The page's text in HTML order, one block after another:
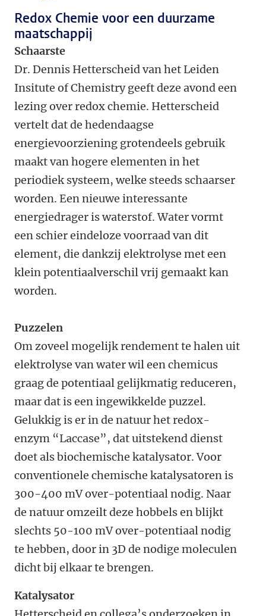
Redox Chemie voor een duurzame
maatschappij
Schaarste
Dr. Dennis Hetterscheid van het Leiden
Insitute of Chemistry geeft deze avond een
lezing over redox chemie. Hetterscheid
vertelt dat de hedendaagse
energievoorziening grotendeels gebruik
maakt van hogere elementen in het
periodiek systeem, welke steeds schaarser
worden. Een nieuwe interessante
energiedrager is waterstof. Water vormt
een schier eindeloze voorraad van dit
element, die dankzij elektrolyse met een
klein potentiaalverschil vrij gemaakt kan
worden.
Puzzelen
Om zoveel mogelijk rendement te halen uit
elektrolyse van water wil een chemicus
graag de potentiaal gelijkmatig reduceren,
maar dat is een ingewikkelde puzzel.
Gelukkig is er in de natuur het redox-
enzym “Laccase”, dat uitstekend dienst
doet als biochemische katalysator. Voor
conventionele chemische katalysatoren is
300-400 mV over-potentiaal nodig. Naar
de natuur omzeilt deze hobbels en blijkt
slechts 50-100 mV over-potentiaal nodig
te hebben, door in 3D de nodige moleculen
dicht bij elkaar te brengen.
Katalysator